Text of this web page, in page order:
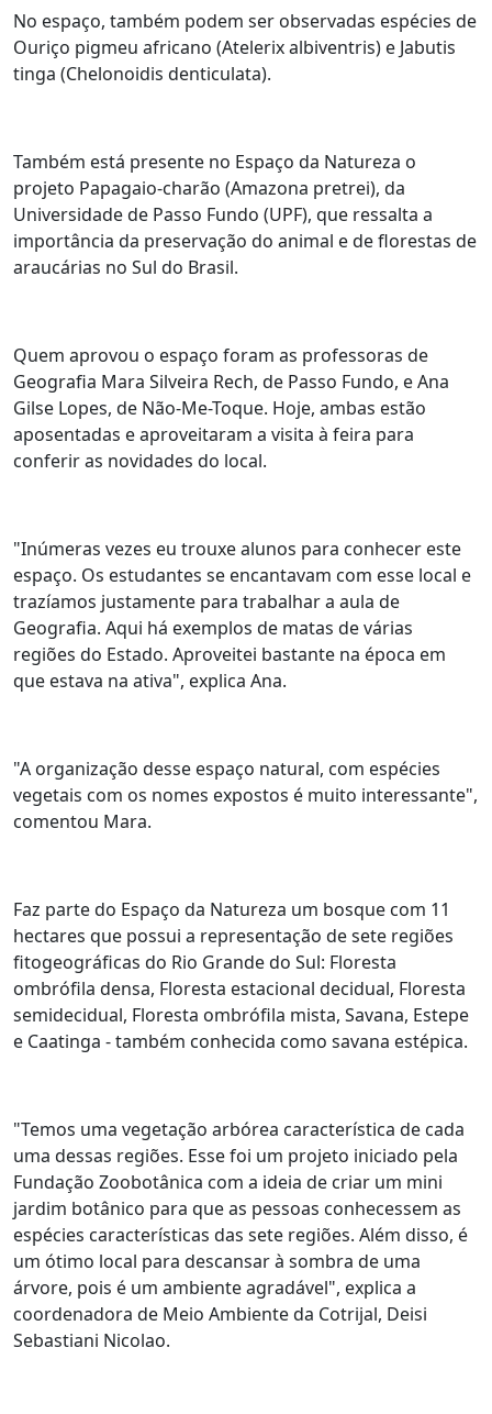
No espaço, também podem ser observadas espécies de
Ouriço pigmeu africano (Atelerix albiventris) e Jabutis
tinga (Chelonoidis denticulata).
Também está presente no Espaço da Natureza o
projeto Papagaio-charão (Amazona pretrei), da
Universidade de Passo Fundo (UPF), que ressalta a
importância da preservação do animal e de florestas de
araucárias no Sul do Brasil.
Quem aprovou o espaço foram as professoras de
Geografia Mara Silveira Rech, de Passo Fundo, e Ana
Gilse Lopes, de Não-Me-Toque. Hoje, ambas estão
aposentadas e aproveitaram a visita à feira para
conferir as novidades do local.
"Inúmeras vezes eu trouxe alunos para conhecer este
espaço. Os estudantes se encantavam com esse local e
trazíamos justamente para trabalhar a aula de
Geografia. Aqui há exemplos de matas de várias
regiões do Estado. Aproveitei bastante na época em
que estava na ativa", explica Ana.
"A organização desse espaço natural, com espécies
vegetais com os nomes expostos é muito interessante",
comentou Mara.
Faz parte do Espaço da Natureza um bosque com 11
hectares que possui a representação de sete regiões
fitogeográficas do Rio Grande do Sul: Floresta
ombrófila densa, Floresta estacional decidual, Floresta
semidecidual, Floresta ombrófila mista, Savana, Estepe
e Caatinga - também conhecida como savana estépica.
"Temos uma vegetação arbórea característica de cada
uma dessas regiões. Esse foi um projeto iniciado pela
Fundação Zoobotânica com a ideia de criar um mini
jardim botânico para que as pessoas conhecessem as
espécies características das sete regiões. Além disso, é
um ótimo local para descansar à sombra de uma
árvore, pois é um ambiente agradável", explica a
coordenadora de Meio Ambiente da Cotrijal, Deisi
Sebastiani Nicolao.